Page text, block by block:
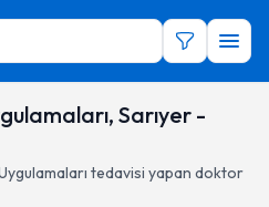
Sarıyer -
tedavisi yapan doktor